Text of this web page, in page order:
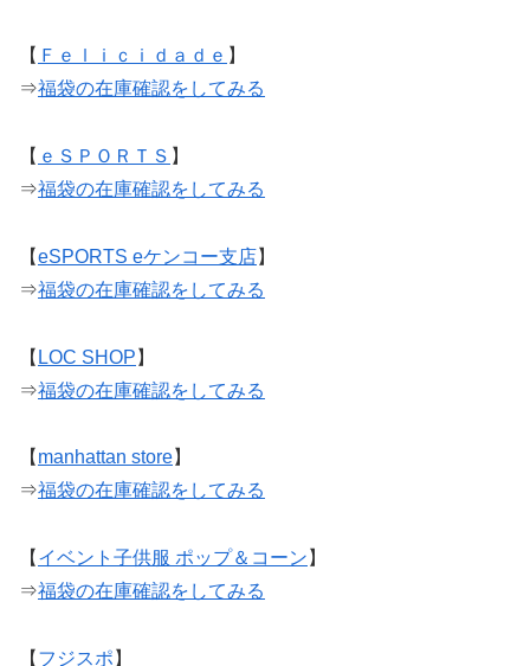
【 Ｆｅｌｉｃｉｄａｄｅ 】
⇒福袋の在庫確認をしてみる
【 ｅＳＰＯＲＴＳ 】
⇒福袋の在庫確認をしてみる
【eSPORTS eケンコー支店】
⇒福袋の在庫確認をしてみる
【 LOC SHOP 】
⇒福袋の在庫確認をしてみる
【 manhattan store】
⇒福袋の在庫確認をしてみる
【 イベント子供服 ポップ＆コーン 】
⇒福袋の在庫確認をしてみる
【 フジスポ 】